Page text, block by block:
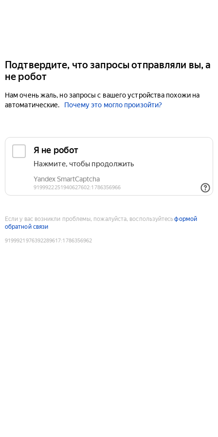
Подтвердите, что запросы отправляли вы, а
не робот
Нам очень жаль, но запросы с вашего устройства похожи на
автоматические.
Почему это могло произойти?
Если у вас возникли проблемы, пожалуйста, воспользуйтесьформой
обратной связи
9199921976392289617:1786356962